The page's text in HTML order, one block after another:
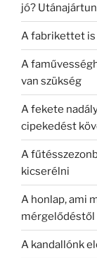
jó?
A fabrikettet
A
van szükség
A fekete
cipekedést
A
kicserélni
A honlap, ami
mérgelődéstől
A kandallónk